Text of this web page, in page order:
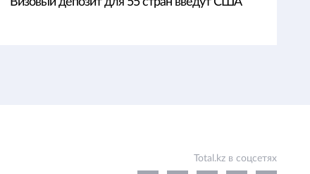
Total.kz в соцсетях